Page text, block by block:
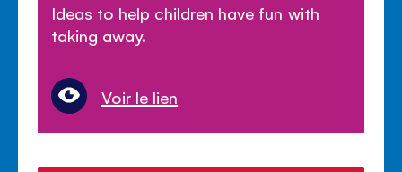
Ideas to help children have fun with
taking away.
Voir le lien